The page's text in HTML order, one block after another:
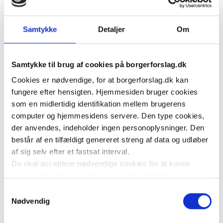
Samtykke Detaljer Om
Samtykke til brug af cookies på borgerforslag.dk
Cookies er nødvendige, for at borgerforslag.dk kan
fungere efter hensigten. Hjemmesiden bruger cookies
som en midlertidig identifikation mellem brugerens
computer og hjemmesidens servere. Den type cookies,
der anvendes, indeholder ingen personoplysninger. Den
består af en tilfældigt genereret streng af data og udløber
af sig selv efter et fastsat interval.
Du skal acceptere nødvendige cookies for at kunne
hovedstiller, acceptere at være medstiller af forslag eller
Nødvendig
komplikationer.
om grundlæggende rettigheder artikel 3 stk. 1: “Enhver
har ret til respekt for sin fysiske og mentale integritet”.
Forslaget sikrer endvidere implementering af
Bioetikkonventionens art. 6, stk. 1 i dansk lovgivning.
Den fordrer, at personer, der mangler evnen til at give
eget informeret samtykke, f.eks. børn, kun må
underkastes medicinsk intervention, hvis denne er til
direkte helbredsmæssig fordel for personen.
Indførelsen af en 18 års mindstealder for omskæring